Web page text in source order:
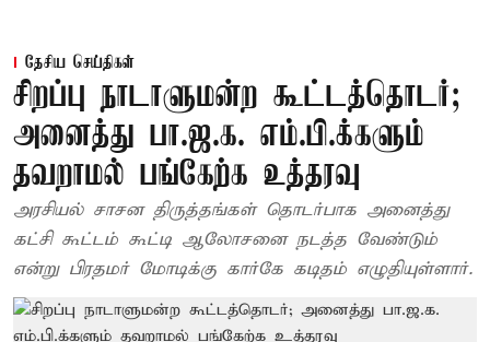
தேசிய செய்திகள்
சிறப்பு நாடாளுமன்ற கூட்டத்தொடர்;
அனைத்து பா.ஜ.க. எம்.பி.க்களும்
தவறாமல் பங்கேற்க உத்தரவு
அரசியல் சாசன திருத்தங்கள் தொடர்பாக அனைத்து
கட்சி கூட்டம் கூட்டி ஆலோசனை நடத்த வேண்டும்
என்று பிரதமர் மோடிக்கு கார்கே கடிதம் எழுதியுள்ளார்.